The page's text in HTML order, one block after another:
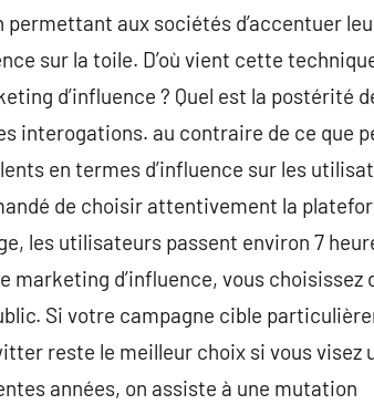
permettant aux sociétés d’accentuer
sur la toile. D’où vient cette
d’influence ? Quel est la postérité
interogations. au contraire de ce que
en termes d’influence sur les
de choisir attentivement la
les utilisateurs passent environ 7
d’influence, vous choisissez
Si votre campagne cible
reste le meilleur choix si vous visez
années, on assiste à une mutation